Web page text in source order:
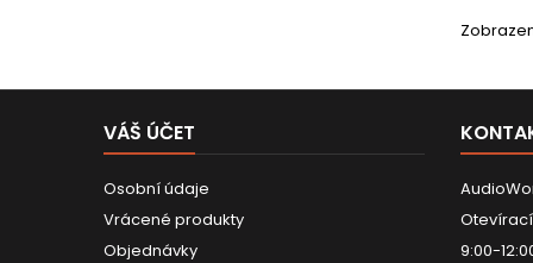
VÁŠ ÚČET
Osobní údaje
Vrácené produkty
Objednávky
Otevírací
9:00-